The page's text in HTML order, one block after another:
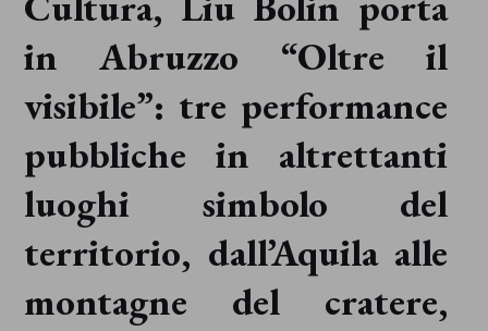
in Abruzzo “Oltre il
visibile”: tre performance
pubbliche in altrettanti
luoghi simbolo del
territorio, dall’Aquila alle
montagne del cratere,